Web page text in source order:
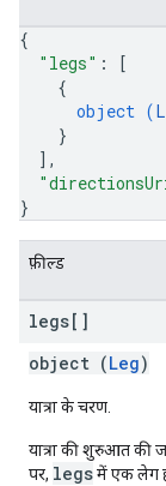
{
"legs" :
[
{
object (
}
] ,
}
फ़ील्ड
legs[]
object (Leg)
यात्रा के चरण.
यात्रा की शुरुआत की
पर, legsमें एक लेग